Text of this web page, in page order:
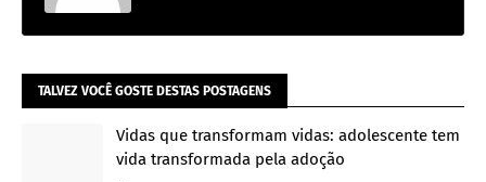
TALVEZ VOCÊ GOSTE DESTAS POSTAGENS
Vidas que transformam vidas: adolescente tem
vida transformada pela adoção